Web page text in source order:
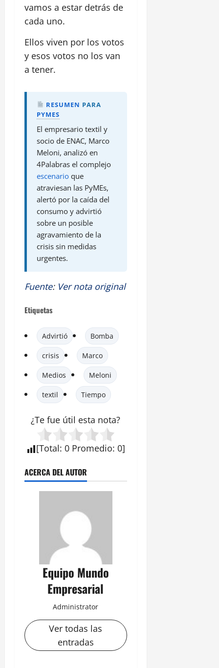
vamos a estar detrás de
cada uno.
Ellos viven por los votos
y esos votos no los van
a tener.
RESUMEN PARA
PYMES
El empresario textil y
socio de ENAC, Marco
Meloni, analizó en
4Palabras el complejo
escenario que
atraviesan las PyMEs,
alertó por la caída del
consumo y advirtió
sobre un posible
agravamiento de la
crisis sin medidas
urgentes.
Fuente: Ver nota original
Etiquetas
Advirtió Bomba
crisis Marco
Medios Meloni
textil Tiempo
¿Te fue útil esta nota?
[Total: 0 Promedio: 0]
ACERCA DEL AUTOR
Equipo Mundo
Empresarial
Administrator
Ver todas las
entradas